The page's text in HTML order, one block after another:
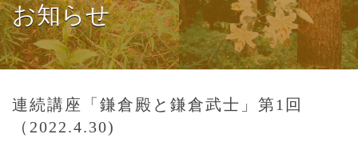
お知らせ
連続講座「鎌倉殿と鎌倉武士」第1回
（2022.4.30)